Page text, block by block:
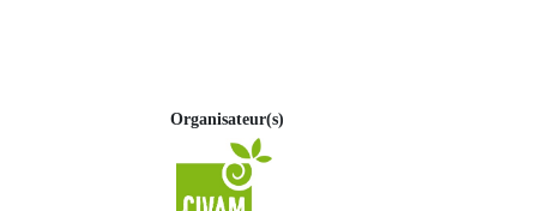
Organisateur(s)